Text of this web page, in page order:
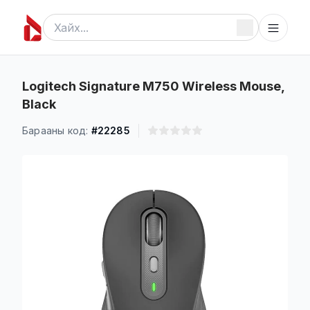
Logitech Signature M750 Wireless Mouse,
Black
Барааны код: #22285